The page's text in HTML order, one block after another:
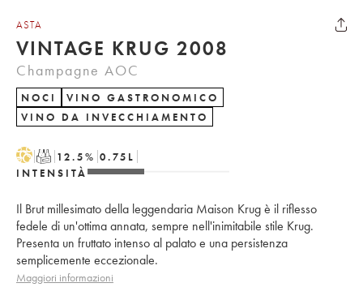
ASTA
VINTAGE KRUG 2008
Champagne AOC
NOCI
VINO GASTRONOMICO
VINO DA INVECCHIAMENTO
HT 12.5% 0.75 L
INTENSITÀ
Il Brut millesimato della leggendaria Maison Krug è il riflesso
fedele di un'ottima annata, sempre nell'inimitabile stile Krug.
Presenta un fruttato intenso al palato e una persistenza
semplicemente eccezionale.
Maggiori informazioni